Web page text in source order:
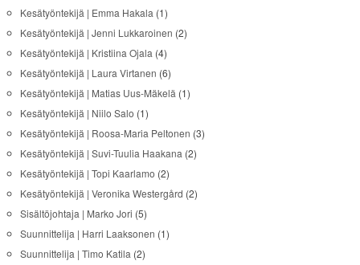
Kesätyöntekijä | Emma Hakala (1)
Kesätyöntekijä | Jenni Lukkaroinen (2)
Kesätyöntekijä | Kristiina Ojala (4)
Kesätyöntekijä | Laura Virtanen (6)
Kesätyöntekijä | Matias Uus-Mäkelä (1)
Kesätyöntekijä | Niilo Salo (1)
Kesätyöntekijä | Roosa-Maria Peltonen (3)
Kesätyöntekijä | Suvi-Tuulia Haakana (2)
Kesätyöntekijä | Topi Kaarlamo (2)
Kesätyöntekijä | Veronika Westergård (2)
Sisältöjohtaja | Marko Jori (5)
Suunnittelija | Harri Laaksonen (1)
Suunnittelija | Timo Katila (2)